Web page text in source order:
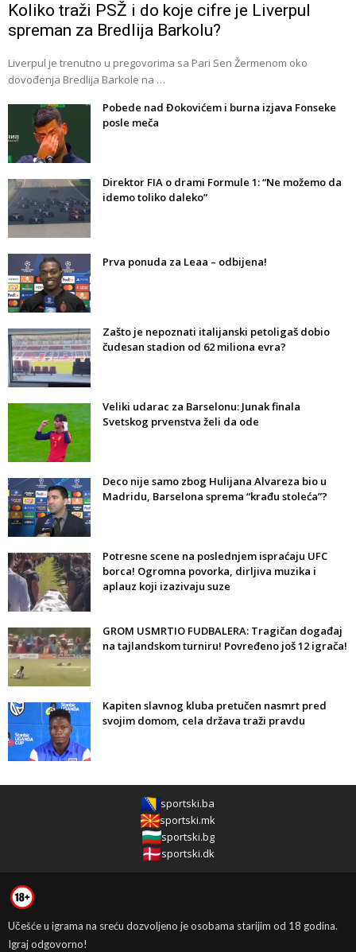
Koliko traži PSŽ i do koje cifre je Liverpul
spreman za Bredlija Barkolu?
Liverpul je trenutno u pregovorima sa Pari Sen Žermenom oko
dovođenja Bredlija Barkole na …
Pobede nad Đokovićem i burna izjava Fonseke
posle meča
Direktor FIA o drami Formule 1: “Ne možemo da
idemo toliko daleko”
Prva ponuda za Leaa – odbijena!
Zašto je nepoznati italijanski petoligaš dobio
čudesan stadion od 62 miliona evra?
Veliki udarac za Barselonu: Junak finala
Svetskog prvenstva želi da ode
Deco nije samo zbog Hulijana Alvareza bio u
Madridu, Barselona sprema “krađu stoleća”?
Potresne scene na poslednjem ispraćaju UFC
borca! Ogromna povorka, dirljiva muzika i
aplauz koji izazivaju suze
GROM USMRTIO FUDBALERA: Tragičan događaj
na tajlandskom turniru! Povređeno još 12 igrača!
Kapiten slavnog kluba pretučen nasmrt pred
svojim domom, cela država traži pravdu
sportski.ba
sportski.mk
sportski.bg
sportski.dk
Učešće u igrama na sreću dozvoljeno je osobama starijim od 18 godina.
Igraj odgovorno!